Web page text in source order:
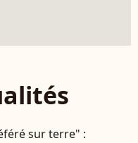
sur terre" :